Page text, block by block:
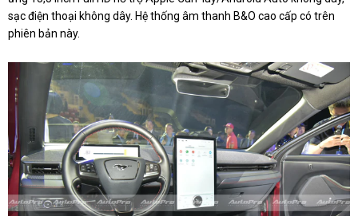
sạc điện thoại không dây. Hệ thống âm thanh B&O cao cấp có trên
phiên bản này.